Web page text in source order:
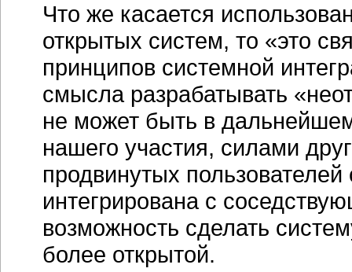
Что же касается
открытых систем, то «это
принципов системной
смысла разрабатывать
не может быть в
нашего участия, силами
продвинутых
интегрирована с
возможность сделать
более открытой.